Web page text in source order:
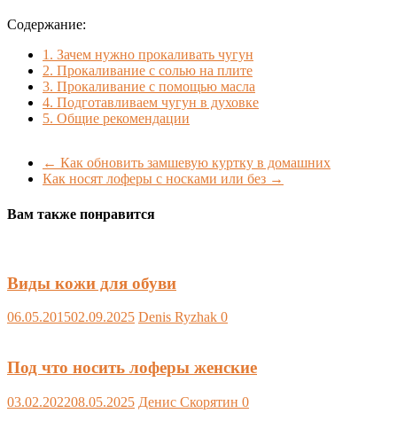
Содержание:
1. Зачем нужно прокаливать чугун
2. Прокаливание с солью на плите
3. Прокаливание с помощью масла
4. Подготавливаем чугун в духовке
5. Общие рекомендации
← Как обновить замшевую куртку в домашних
Как носят лоферы с носками или без →
Вам также понравится
Виды кожи для обуви
06.05.201502.09.2025 Denis Ryzhak 0
Под что носить лоферы женские
03.02.202208.05.2025 Денис Скорятин 0